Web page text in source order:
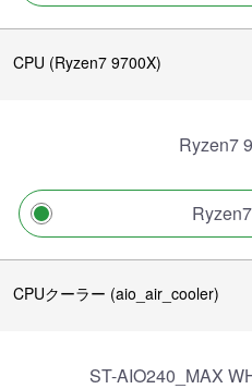
CPU (Ryzen7 9700X)
Ryzen7
CPUクーラー (aio_air_cooler)
ST-AIO240_MAX